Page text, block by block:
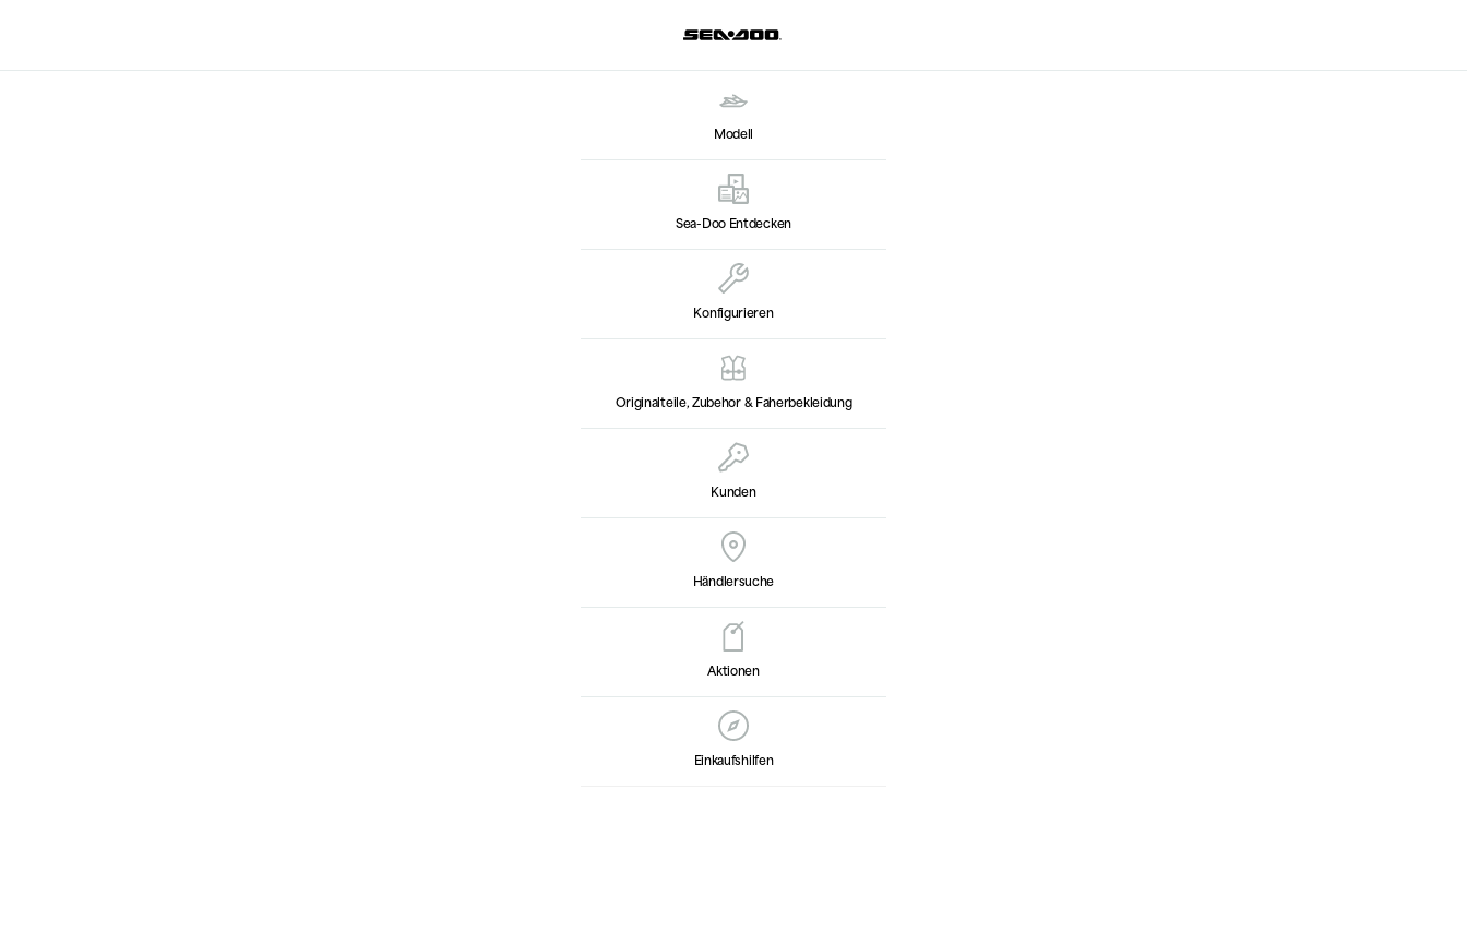
Modell
Sea-Doo Entdecken
Konfigurieren
Originalteile, Zubehor & Faherbekleidung
Kunden
Händlersuche
Aktionen
Einkaufshilfen